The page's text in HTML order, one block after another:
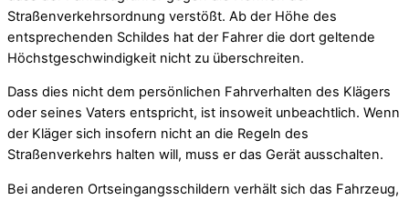
Straßenverkehrsordnung verstößt. Ab der Höhe des
entsprechenden Schildes hat der Fahrer die dort geltende
Höchstgeschwindigkeit nicht zu überschreiten.
Dass dies nicht dem persönlichen Fahrverhalten des Klägers
oder seines Vaters entspricht, ist insoweit unbeachtlich. Wenn
der Kläger sich insofern nicht an die Regeln des
Straßenverkehrs halten will, muss er das Gerät ausschalten.
Bei anderen Ortseingangsschildern verhält sich das Fahrzeug,